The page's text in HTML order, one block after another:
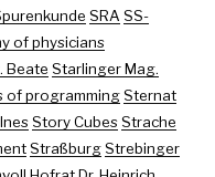
SRA SS-
of physicians
Beate Starlinger Mag.
of programmingSternat
Story CubesStrache
StraßburgStrebinger